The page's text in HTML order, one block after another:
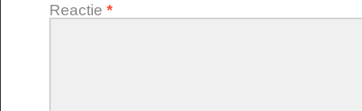
Reactie *